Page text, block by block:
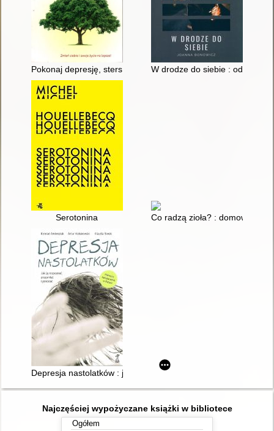
Pokonaj depresję, sters i lęk czyli Terapia poznawczo-
W drodze do siebie : od
Serotonina Co radzą zioła? : domowa
Depresja nastolatków : jak ją rozpoznać, zrozumieć i pokonać
Najczęściej wypożyczane książki w bibliotece
Ogółem